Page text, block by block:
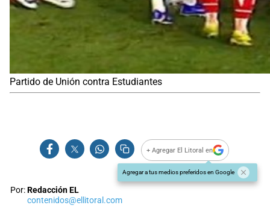
Partido de Unión contra Estudiantes
+ Agregar El Litoral en
Agregar a tus medios preferidos en Google
Por:Redacción EL
contenidos@ellitoral.com